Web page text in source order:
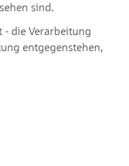
sind.
- die Verarbeitung
entgegenstehen,